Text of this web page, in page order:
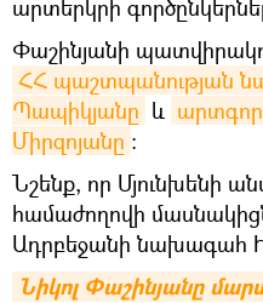
արտերկրի
Փաշինյանի
ՀՀ պաշտպանության
Պապիկյանը և
Միրզոյանը ։
Նշենք, որ Մյունխենի
համաժողովի
Ադրբեջանի նախագահ
Նիկոլ Փաշինյանը